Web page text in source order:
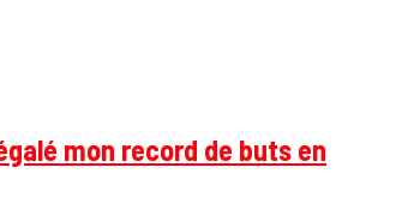
mon record de buts en